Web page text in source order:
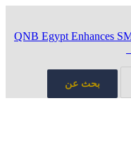
QNB Egypt Enhances
بحث عن